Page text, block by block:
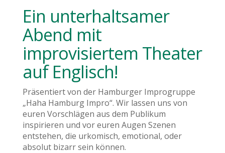
Ein unterhaltsamer
Abend mit
improvisiertem Theater
auf Englisch!
Präsentiert von der Hamburger Improgruppe
„Haha Hamburg Impro“. Wir lassen uns von
euren Vorschlägen aus dem Publikum
inspirieren und vor euren Augen Szenen
entstehen, die urkomisch, emotional, oder
absolut bizarr sein können.